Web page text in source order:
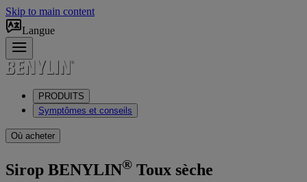
Skip to main content
Langue
PRODUITS
Symptômes et conseils
Où acheter
Sirop BENYLIN® Toux sèche